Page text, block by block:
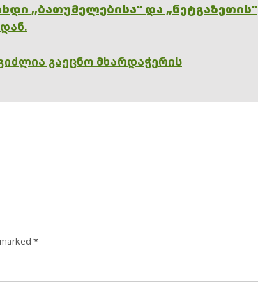
„ბათუმელებისა“ და „ნეტგაზეთის“
გაეცნო მხარდაჭერის
*